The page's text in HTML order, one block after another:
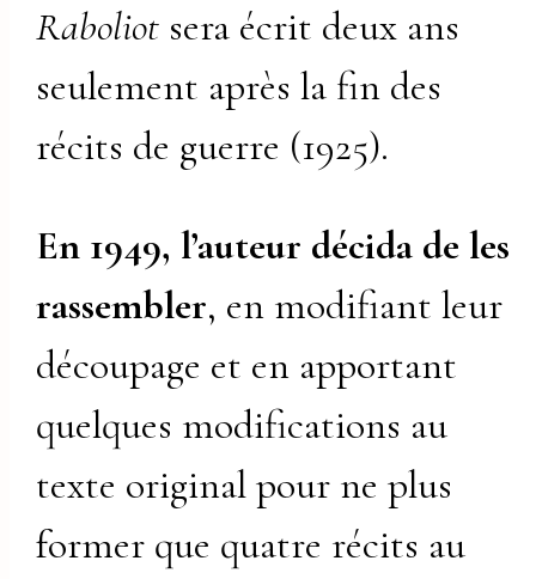
Raboliot sera écrit deux ans
seulement après la fin des
récits de guerre (1925).
En 1949, l’auteur décida de les
rassembler, en modifiant leur
découpage et en apportant
quelques modifications au
texte original pour ne plus
former que quatre récits au